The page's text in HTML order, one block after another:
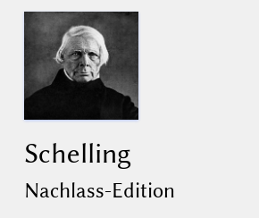
Schelling
Nachlass-Edition